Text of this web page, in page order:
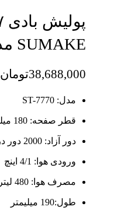
SUMAKE مدل ST-7770
38,688,000تومان
مدل: ST-7770
قطر صفحه: 180 میلیمتر
دور آزاد: 2000 دور در دقیقه
ورودی هوا: 4/1 اینچ
مصرف هوا: 480 لیتر در دقیقه
طول:190 میلیمتر